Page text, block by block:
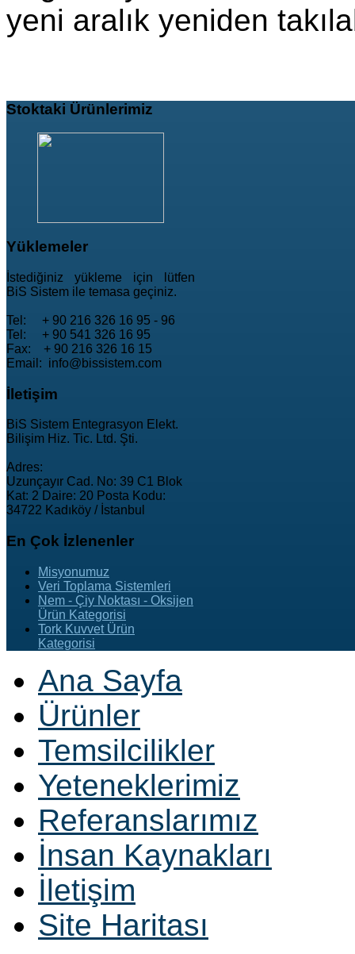
yeni aralık yeniden
Stoktaki Ürünlerimiz
Yüklemeler
İstediğiniz yükleme için lütfen
BiS Sistem ile temasa geçiniz.
Tel: + 90 216 326 16 95 - 96
Tel: + 90 541 326 16 95
Fax: + 90 216 326 16 15
Email: info@bissistem.com
İletişim
BiS Sistem Entegrasyon Elekt.
Bilişim Hiz. Tic. Ltd. Şti.
Adres:
Uzunçayır Cad. No: 39 C1 Blok
Kat: 2 Daire: 20 Posta Kodu:
34722 Kadıköy / İstanbul
En Çok İzlenenler
Misyonumuz
Veri Toplama Sistemleri
Nem - Çiy Noktası - Oksijen
Ürün Kategorisi
Tork Kuvvet Ürün
Kategorisi
Ana Sayfa
Ürünler
Temsilcilikler
Yeteneklerimiz
Referanslarımız
İnsan Kaynakları
İletişim
Site Haritası